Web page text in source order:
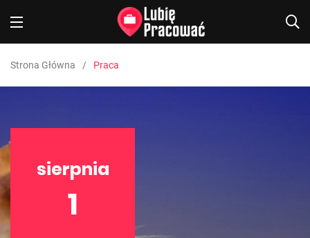
Strona Główna Praca
sierpnia
1